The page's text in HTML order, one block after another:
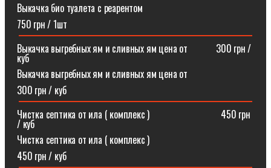
Выкачка био туалета с реарентом
750 грн / 1шт
Выкачка выгребных ям и сливных ям цена от⠀⠀⠀⠀300 грн /
куб
Выкачка выгребных ям и сливных ям цена от
300 грн / куб
Чистка септика от ила ( комплекс )⠀⠀⠀⠀⠀⠀⠀⠀⠀⠀450 грн
/ куб
Чистка септика от ила ( комплекс )
450 грн / куб